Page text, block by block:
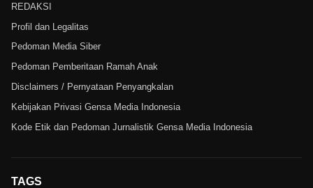
REDAKSI
Profil dan Legalitas
Pedoman Media Siber
Pedoman Pemberitaan Ramah Anak
Disclaimers / Pernyataan Penyangkalan
Kebijakan Privasi Gensa Media Indonesia
Kode Etik dan Pedoman Jurnalistik Gensa Media Indonesia
TAGS